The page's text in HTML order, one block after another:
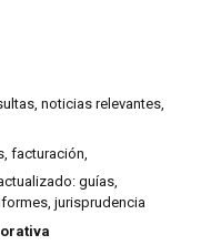
noticias relevantes,
facturación,
guías,
jurisprudencia